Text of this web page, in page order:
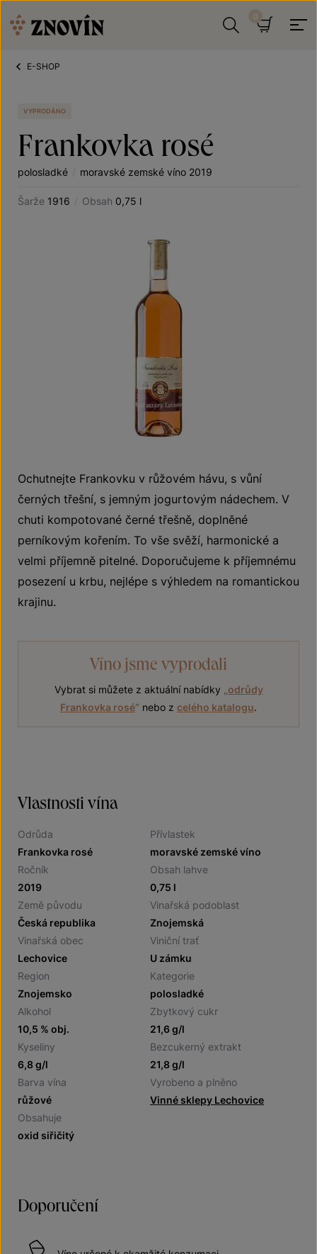
E-SHOP
VYPRODÁNO
Frankovka rosé
polosladké / moravské zemské víno 2019
Šarže 1916 / Obsah 0,75 l
Ochutnejte Frankovku v růžovém hávu, s vůní
černých třešní, s jemným jogurtovým nádechem. V
chuti kompotované černé třešně, doplněné
perníkovým kořením. To vše svěží, harmonické a
velmi příjemně pitelné. Doporučujeme k příjemnému
posezení u krbu, nejlépe s výhledem na romantickou
krajinu.
Víno jsme vyprodali
Vybrat si můžete z aktuální nabídky
odrůdy
Frankovka rosé“ nebo z celého katalogu.
Vlastnosti vína
Odrůda
Frankovka rosé
Přívlastek
moravské zemské víno
Ročník
2019
Obsah lahve
0,75 l
Země původu
Česká republika
Vinařská podoblast
Znojemská
Vinařská obec
Lechovice
Viniční trať
U zámku
Region
Znojemsko
Kategorie
polosladké
Alkohol
10,5 % obj.
Zbytkový cukr
21,6 g/l
Kyseliny
6,8 g/l
Bezcukerný extrakt
21,8 g/l
Barva vína
růžové
Vyrobeno a plněno
Vinné sklepy Lechovice
Obsahuje
oxid siřičitý
Doporučení